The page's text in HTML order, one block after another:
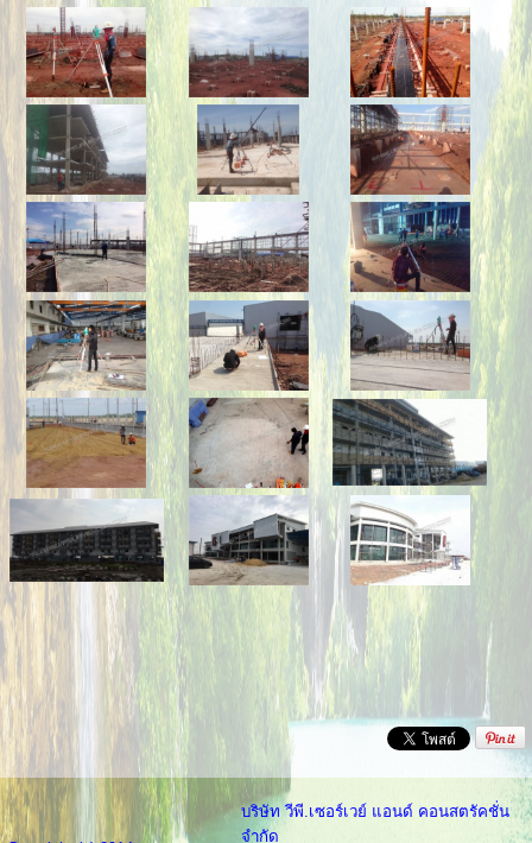
บริษัท วีพี.เซอร์เวย์ แอนด์ คอนสตรัคชั่น
จำกัด